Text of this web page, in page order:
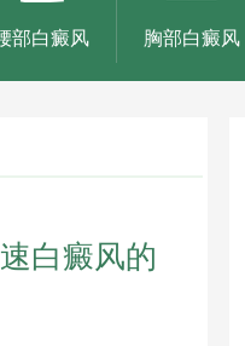
部白癜风 胸部白癜风
白癜风的